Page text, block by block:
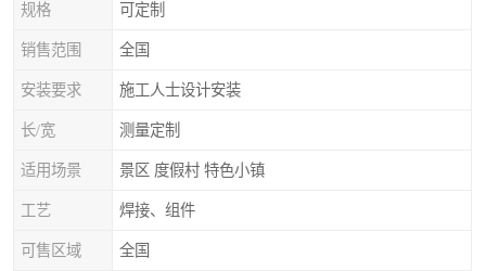
规格 可定制
销售范围 全国
安装要求 施工人士设计安装
长/宽 测量定制
适用场景 景区 度假村 特色小镇
工艺 焊接、组件
可售区域 全国